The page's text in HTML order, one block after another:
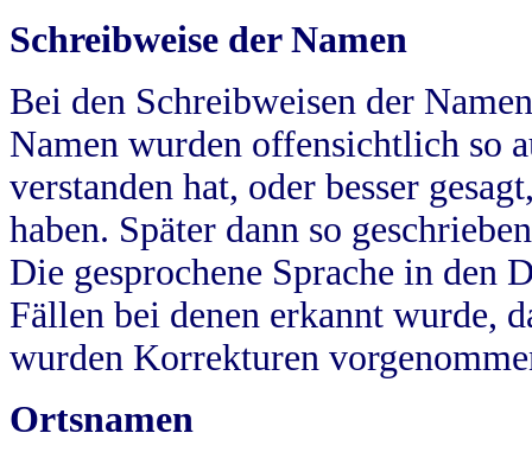
Schreibweise der Namen
Bei den Schreibweisen der
Namen wurden offensichtlich so
verstanden hat, oder besser
haben. Später dann so
Die gesprochene Sprache in
Fällen bei denen erkannt wurde,
wurden Korrekturen
Ortsnamen